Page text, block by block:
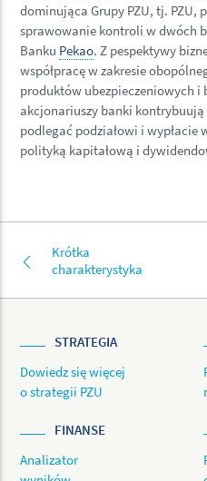
dominująca Grupy PZU, tj. PZU,
sprawowanie kontroli w dwóch
Banku Pekao. Z pespektywy
współpracę w zakresie
produktów ubezpieczeniowych i
akcjonariuszy banki
podlegać podziałowi i wypłacie
polityką kapitałową i
Krótka
charakterystyka
STRATEGIA
Dowiedz się więcej
o strategii PZU
FINANSE
Analizator